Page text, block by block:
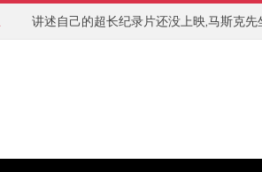
讲述自己的超长纪录片还没上映,马斯克先